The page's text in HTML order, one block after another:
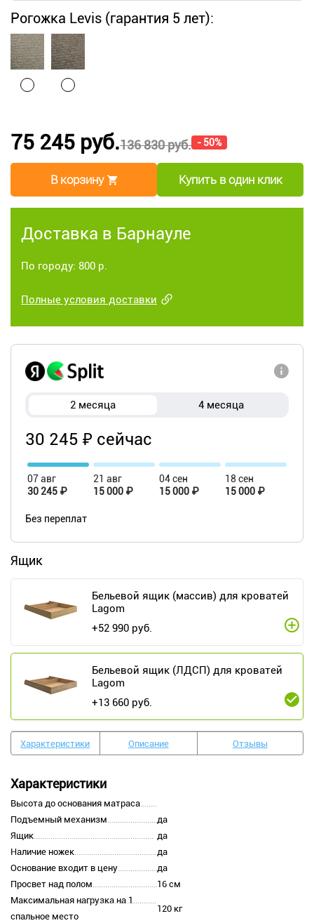
Рогожка Levis (гарантия 5 лет):
136 830 руб. - 50%
75 245 руб.
В корзину Купить в один клик
Доставка в Барнауле
По городу: 800 р.
Полные условия доставки
2 месяца 4 месяца
30 245 ₽ сейчас
07 авг
30 245 ₽
21 авг
15 000 ₽
04 сен
15 000 ₽
18 сен
15 000 ₽
Без переплат
Ящик
Бельевой ящик (массив) для кроватей
Lagom
+52 990 руб.
Бельевой ящик (ЛДСП) для кроватей
Lagom
+13 660 руб.
Характеристики Описание Отзывы
Характеристики
Высота до основания матраса
Подъемный механизм
да
Ящик
да
Наличие ножек
да
Основание входит в цену
да
Просвет над полом
16 см
Максимальная нагрузка на 1
спальное место
120 кг